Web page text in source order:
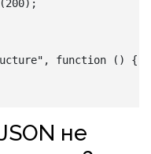
function () {
не